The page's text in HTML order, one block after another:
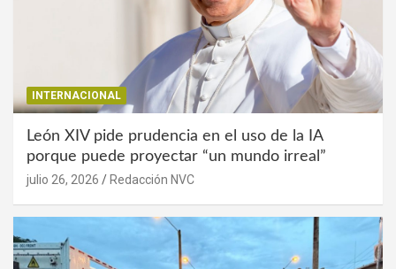
INTERNACIONAL
León XIV pide prudencia en el uso de la IA
porque puede proyectar “un mundo irreal”
julio 26, 2026 Redacción NVC